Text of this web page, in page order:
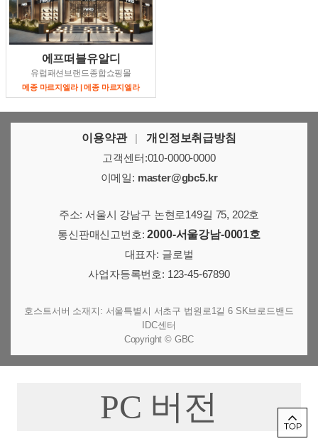
에프떠블유알디
유럽패션브랜드종합쇼핑몰
메종 마르지엘라 | 메종 마르지엘라
이용약관 |
개인정보취급방침
고객센터:010-0000-0000
이메일: master@gbc5.kr
주소: 서울시 강남구 논현로149길 75, 202호
통신판매신고번호:2000-서울강남-0001호
대표자: 글로벌
사업자등록번호: 123-45-67890
호스트서버 소재지: 서울특별시 서초구 법원로1길 6 SK브로드밴드
IDC센터
Copyright © GBC
PC 버전